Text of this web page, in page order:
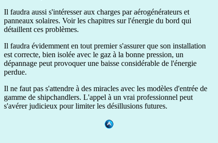
Il faudra aussi s'intéresser aux charges par aérogénérateurs et
panneaux solaires. Voir les chapitres sur l'énergie du bord qui
détaillent ces problèmes.
Il faudra évidemment en tout premier s'assurer que son installation
est correcte, bien isolée avec le gaz à la bonne pression, un
dépannage peut provoquer une baisse considérable de l'énergie
perdue.
Il ne faut pas s'attendre à des miracles avec les modèles d'entrée de
gamme de shipchandlers. L'appel à un vrai professionnel peut
s'avérer judicieux pour limiter les désillusions futures.